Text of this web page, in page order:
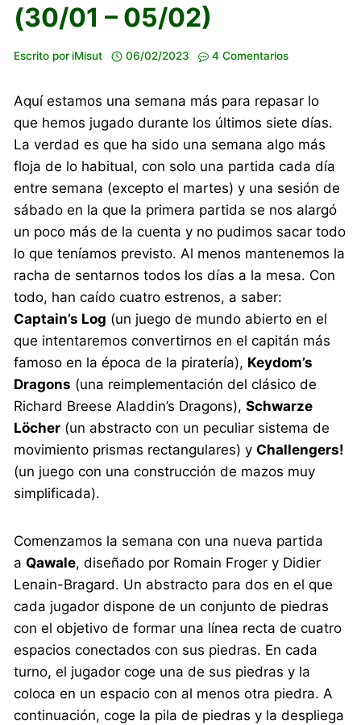
(30/01 – 05/02)
Escrito por iMisut 06/02/2023 4 Comentarios
Aquí estamos una semana más para repasar lo
que hemos jugado durante los últimos siete días.
La verdad es que ha sido una semana algo más
floja de lo habitual, con solo una partida cada día
entre semana (excepto el martes) y una sesión de
sábado en la que la primera partida se nos alargó
un poco más de la cuenta y no pudimos sacar todo
lo que teníamos previsto. Al menos mantenemos la
racha de sentarnos todos los días a la mesa. Con
todo, han caído cuatro estrenos, a saber:
Captain’s Log (un juego de mundo abierto en el
que intentaremos convertirnos en el capitán más
famoso en la época de la piratería), Keydom’s
Dragons (una reimplementación del clásico de
Richard Breese Aladdin’s Dragons),Schwarze
Löcher (un abstracto con un peculiar sistema de
movimiento prismas rectangulares) yChallengers!
(un juego con una construcción de mazos muy
simplificada).
Comenzamos la semana con una nueva partida
aQawale, diseñado por Romain Froger y Didier
Lenain-Bragard. Un abstracto para dos en el que
cada jugador dispone de un conjunto de piedras
con el objetivo de formar una línea recta de cuatro
espacios conectados con sus piedras. En cada
turno, el jugador coge una de sus piedras y la
coloca en un espacio con al menos otra piedra. A
continuación, coge la pila de piedras y la despliega